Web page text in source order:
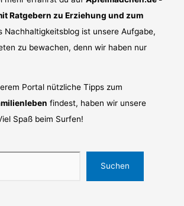
Ratgebern zu Erziehung und zum
Nachhaltigkeitsblog ist unsere Aufgabe,
zu bewachen, denn wir haben nur
Portal nützliche Tipps zum
findest, haben wir unsere
Spaß beim Surfen!
Suchen